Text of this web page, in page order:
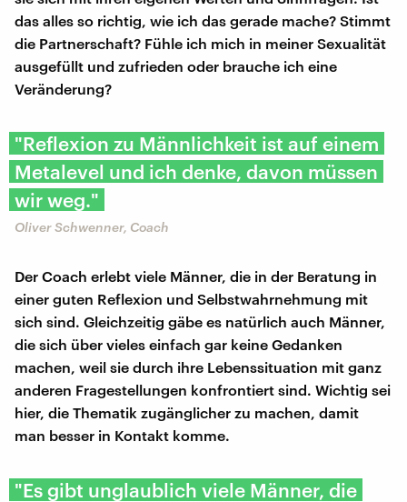
das alles so richtig, wie ich das gerade mache? Stimmt
die Partnerschaft? Fühle ich mich in meiner Sexualität
ausgefüllt und zufrieden oder brauche ich eine
Veränderung?
"Reflexion zu Männlichkeit ist auf einem
Metalevel und ich denke, davon müssen
wir weg."
Oliver Schwenner, Coach
Der Coach erlebt viele Männer, die in der Beratung in
einer guten Reflexion und Selbstwahrnehmung mit
sich sind. Gleichzeitig gäbe es natürlich auch Männer,
die sich über vieles einfach gar keine Gedanken
machen, weil sie durch ihre Lebenssituation mit ganz
anderen Fragestellungen konfrontiert sind. Wichtig sei
hier, die Thematik zugänglicher zu machen, damit
man besser in Kontakt komme.
"Es gibt unglaublich viele Männer, die